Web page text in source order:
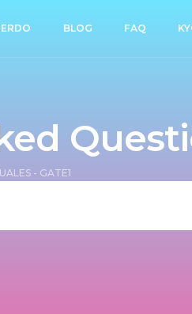
BLOG FAQ
- GATE1